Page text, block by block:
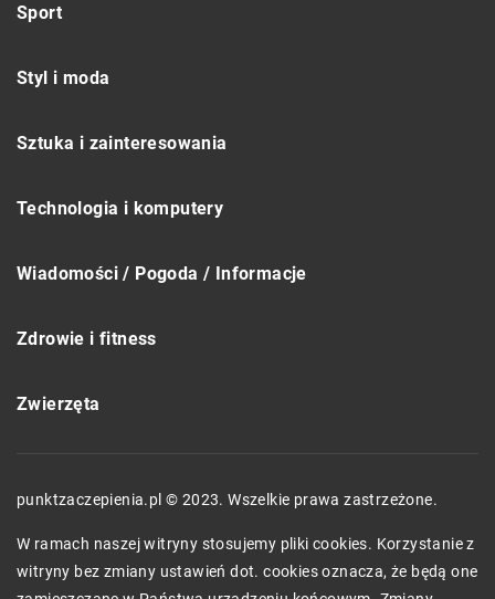
Sport
Styl i moda
Sztuka i zainteresowania
Technologia i komputery
Wiadomości / Pogoda / Informacje
Zdrowie i fitness
Zwierzęta
punktzaczepienia.pl © 2023. Wszelkie prawa zastrzeżone.
W ramach naszej witryny stosujemy pliki cookies. Korzystanie z
witryny bez zmiany ustawień dot. cookies oznacza, że będą one